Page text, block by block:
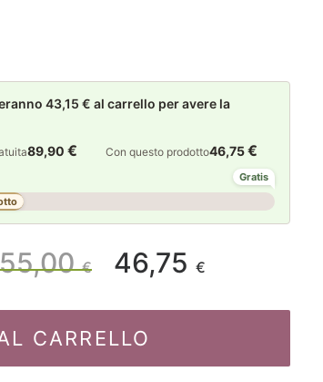
43,15 € al carrello per avere la
89,90€ Con questo prodotto46,75€
Gratis
55,00€
prezzo
46,75 €
prezzo
CARRELLO